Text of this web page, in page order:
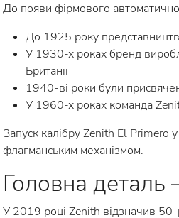
До появи фірмового
До 1925 року
У 1930-х роках бренд
Британії
1940-ві роки були
У 1960-х роках команда
Запуск калібру Zenith El Primero
флагманським механізмом.
Головна деталь
У 2019 році Zenith відзначив